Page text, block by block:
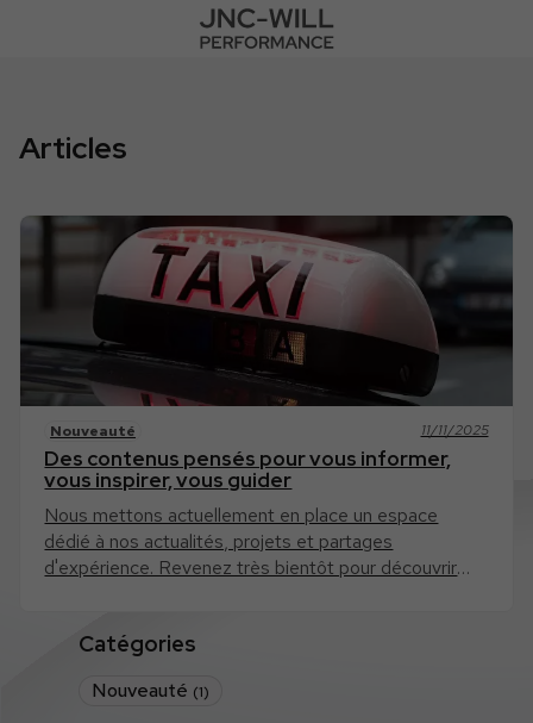
Catégories
Nouveauté (1)
Articles
Nouveauté 11/11/2025
Des contenus pensés pour vous informer,
vous inspirer, vous guider
Nous mettons actuellement en place un espace
dédié à nos actualités, projets et partages
d'expérience. Revenez très bientôt pour découvrir